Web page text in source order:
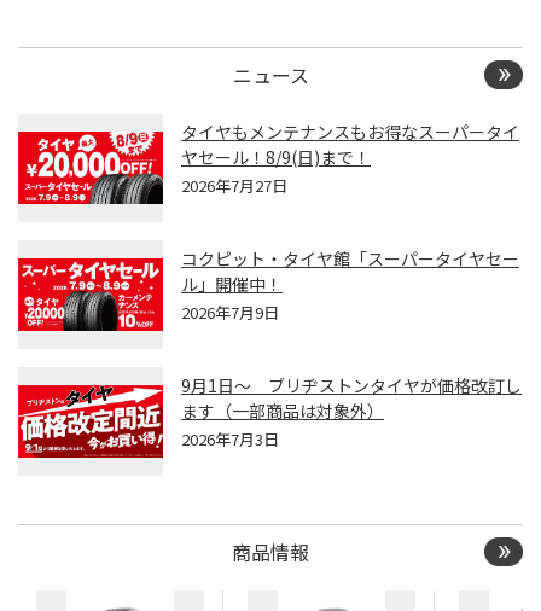
ニュース
タイヤもメンテナンスもお得なスーパータイ
ヤセール！8/9(日)まで！
2026年7月27日
コクピット・タイヤ館「スーパータイヤセー
ル」開催中！
2026年7月9日
9月1日～ ブリヂストンタイヤが価格改訂し
ます（一部商品は対象外）
2026年7月3日
商品情報